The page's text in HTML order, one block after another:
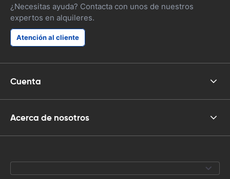
¿Necesitas ayuda? Contacta con unos de nuestros
expertos en alquileres.
Atención al cliente
Cuenta
Acerca de nosotros